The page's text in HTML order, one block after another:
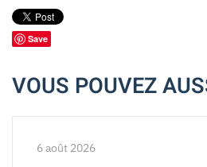
Save
VOUS POUVEZ
6 août 2026